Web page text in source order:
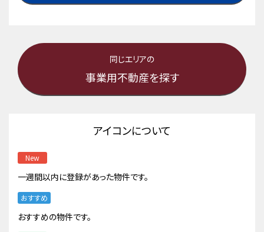
同じエリアの
事業用不動産を探す
アイコンについて
New
一週間以内に登録があった物件です。
おすすめ
おすすめの物件です。